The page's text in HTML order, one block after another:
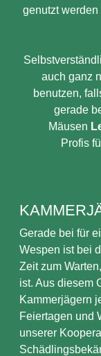
genutzt
auch ganz
benutzen,
gerade
Mäusen
Profis
Gerade bei für
Wespen ist bei
Zeit zum
ist. Aus diesem
Kammerjägern
Feiertagen und
unserer